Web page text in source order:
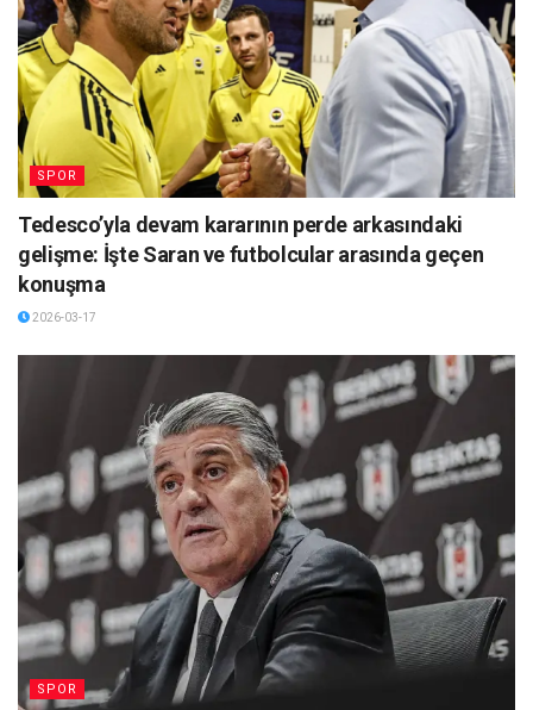
SPOR
Tedesco’yla devam kararının perde arkasındaki
gelişme: İşte Saran ve futbolcular arasında geçen
konuşma
2026-03-17
SPOR